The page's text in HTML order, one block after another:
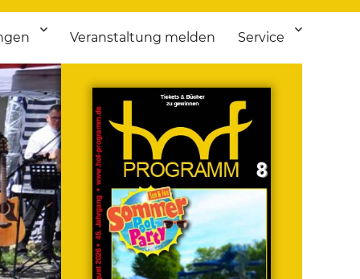
Veranstaltung melden Service